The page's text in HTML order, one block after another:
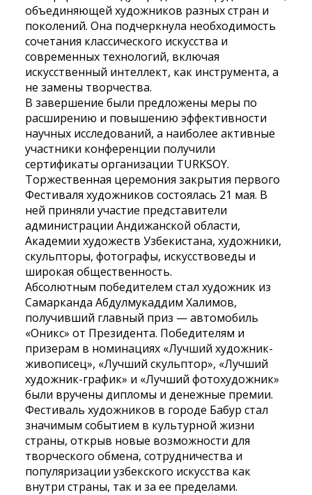
объединяющей художников разных стран и
поколений. Она подчеркнула необходимость
сочетания классического искусства и
современных технологий, включая
искусственный интеллект, как инструмента, а
не замены творчества.
В завершение были предложены меры по
расширению и повышению эффективности
научных исследований, а наиболее активные
участники конференции получили
сертификаты организации TURKSOY.
Торжественная церемония закрытия первого
Фестиваля художников состоялась 21 мая. В
ней приняли участие представители
администрации Андижанской области,
Академии художеств Узбекистана, художники,
скульпторы, фотографы, искусствоведы и
широкая общественность.
Абсолютным победителем стал художник из
Самарканда Абдулмукаддим Халимов,
получивший главный приз — автомобиль
«Оникс» от Президента. Победителям и
призерам в номинациях «Лучший художник-
живописец», «Лучший скульптор», «Лучший
художник-график» и «Лучший фотохудожник»
были вручены дипломы и денежные премии.
Фестиваль художников в городе Бабур стал
значимым событием в культурной жизни
страны, открыв новые возможности для
творческого обмена, сотрудничества и
популяризации узбекского искусства как
внутри страны, так и за ее пределами.